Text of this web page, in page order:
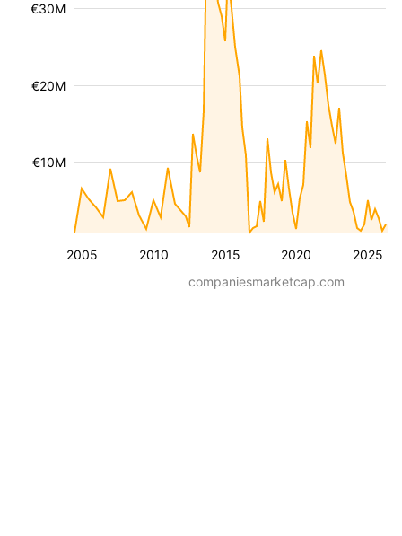
2005 2010 2015 2020 2025
€10M
€20M
€30M
companiesmarketcap.com